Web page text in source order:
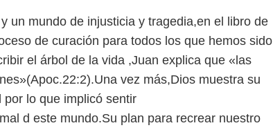
un mundo de injusticia y tragedia,en el libro de
de curación para todos los que hemos sido
el árbol de la vida ,Juan explica que «las
vez más,Dios muestra su
lo que implicó sentir
d este mundo.Su plan para recrear nuestro